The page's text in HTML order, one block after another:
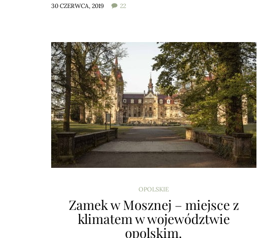
30 CZERWCA, 2019 22
OPOLSKIE
Zamek w Mosznej – miejsce z
klimatem w województwie
opolskim.